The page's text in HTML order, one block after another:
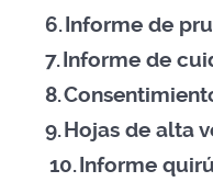
6. Informe de
7. Informe de
8.
9. Hojas de alta
10. Informe